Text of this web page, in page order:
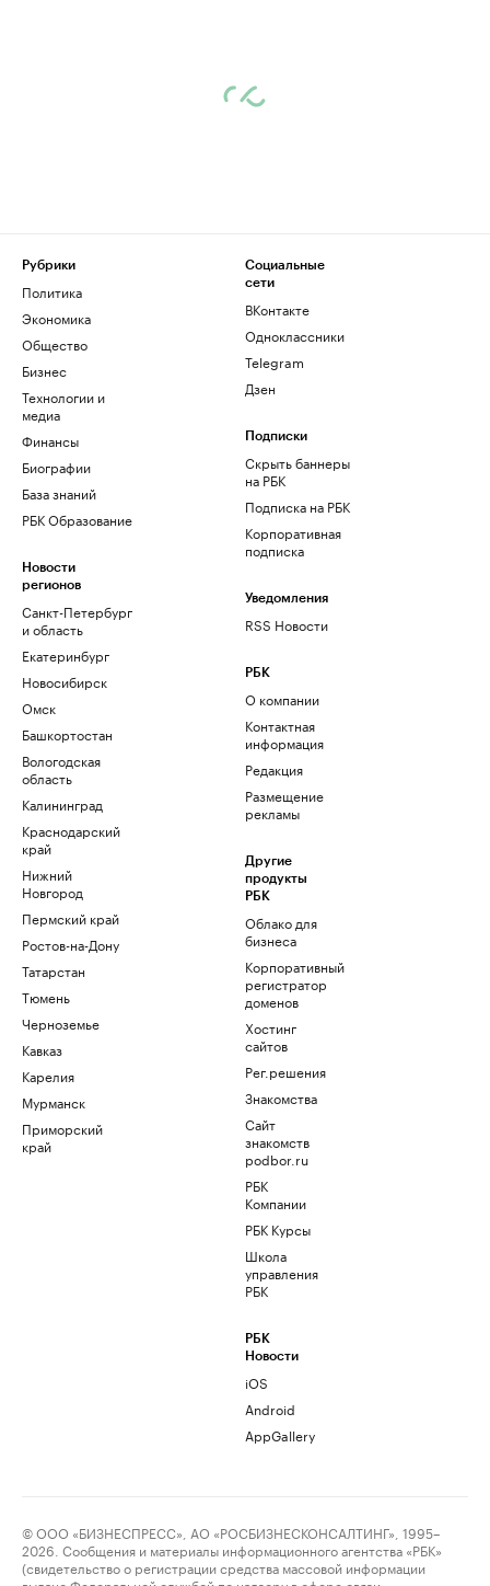
Рубрики
Политика
Экономика
Общество
Бизнес
Технологии и
медиа
Финансы
Биографии
База знаний
РБК Образование
Новости
регионов
Санкт-Петербург
и область
Екатеринбург
Новосибирск
Омск
Башкортостан
Вологодская
область
Калининград
Краснодарский
край
Нижний
Новгород
Пермский край
Ростов-на-Дону
Татарстан
Тюмень
Черноземье
Кавказ
Карелия
Мурманск
Приморский
край
Социальные
сети
ВКонтакте
Одноклассники
Telegram
Дзен
Подписки
Скрыть баннеры
на РБК
Подписка на РБК
Корпоративная
подписка
Уведомления
RSS Новости
РБК
О компании
Контактная
информация
Редакция
Размещение
рекламы
Другие
продукты
РБК
Облако для
бизнеса
Корпоративный
регистратор
доменов
Хостинг
сайтов
Рег.решения
Знакомства
Сайт
знакомств
podbor.ru
РБК
Компании
РБК Курсы
Школа
управления
РБК
РБК
Новости
iOS
Android
AppGallery
© ООО «БИЗНЕСПРЕСС», АО «РОСБИЗНЕСКОНСАЛТИНГ», 1995–
2026. Сообщения и материалы информационного агентства «РБК»
(свидетельство о регистрации средства массовой информации